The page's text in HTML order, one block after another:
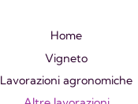
Home
Vigneto
Lavorazioni agronomiche